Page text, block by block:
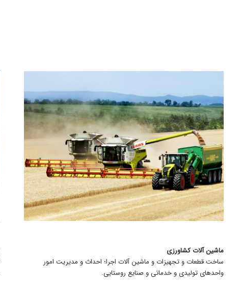
ماشین آلات کشاورزی
ساخت قطعات و تجهیزات و ماشین آلات اجرا؛ احداث و مدیریت امور
واحدهای تولیدی و خدماتی و صنایع روستایی.